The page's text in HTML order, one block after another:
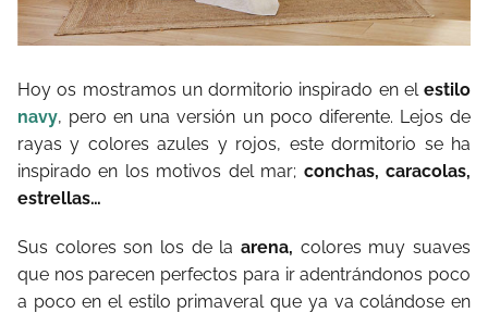
Hoy os mostramos un dormitorio inspirado en el estilo
navy, pero en una versión un poco diferente. Lejos de
rayas y colores azules y rojos, este dormitorio se ha
inspirado en los motivos del mar; conchas, caracolas,
estrellas…
Sus colores son los de la arena, colores muy suaves
que nos parecen perfectos para ir adentrándonos poco
a poco en el estilo primaveral que ya va colándose en